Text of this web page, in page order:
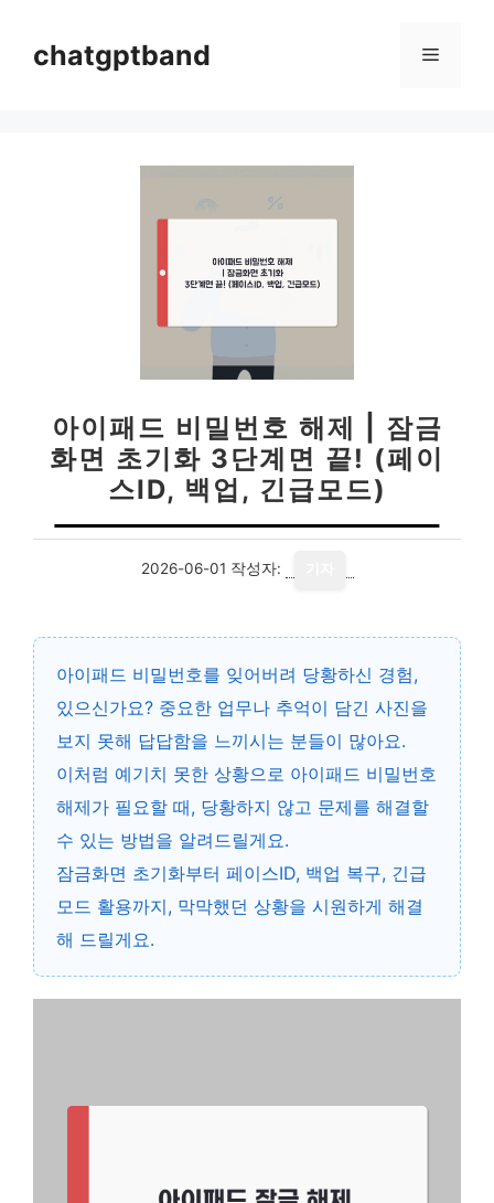
chatgptband 메
아이패드 비밀번호 해제 | 잠금
화면 초기화 3단계면 끝! (페이
스ID, 백업, 긴급모드)
2026-06-01 작성자:
아이패드 비밀번호를 잊어버려 당황하신 경험,
있으신가요? 중요한 업무나 추억이 담긴 사진을
보지 못해 답답함을 느끼시는 분들이 많아요.
이처럼 예기치 못한 상황으로 아이패드 비밀번호
해제가 필요할 때, 당황하지 않고 문제를 해결할
수 있는 방법을 알려드릴게요.
잠금화면 초기화부터 페이스ID, 백업 복구, 긴급
모드 활용까지, 막막했던 상황을 시원하게 해결
해 드릴게요.